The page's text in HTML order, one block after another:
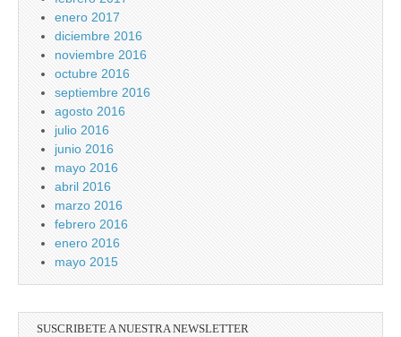
enero 2017
diciembre 2016
noviembre 2016
octubre 2016
septiembre 2016
agosto 2016
julio 2016
junio 2016
mayo 2016
abril 2016
marzo 2016
febrero 2016
enero 2016
mayo 2015
SUSCRIBETE A NUESTRA NEWSLETTER